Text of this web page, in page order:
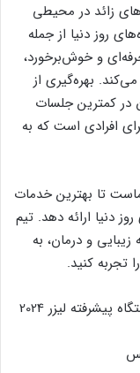
زائد در محیطی
روز دنیا از جمله
حرفه‌ای و خوش‌برخورد،
بهره‌گیری از
در کمترین جلسات
افرادی است که به
تا بهترین خدمات
دنیا ارائه دهد. تیم
و درمان، به
تجربه کنید.
که دارای 2 دستگاه پیشرفته لیزر 2024